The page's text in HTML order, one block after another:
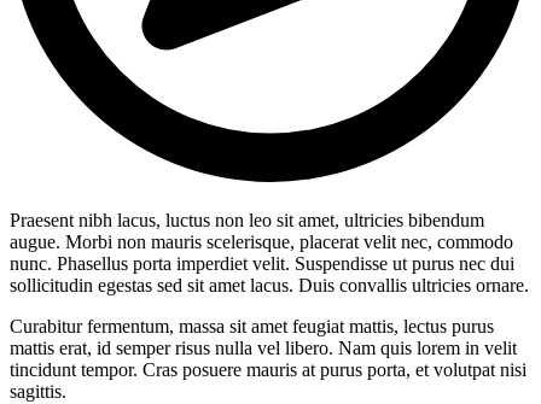
Praesent nibh lacus, luctus non leo sit amet, ultricies bibendum
augue. Morbi non mauris scelerisque, placerat velit nec, commodo
nunc. Phasellus porta imperdiet velit. Suspendisse ut purus nec dui
sollicitudin egestas sed sit amet lacus. Duis convallis ultricies ornare.
Curabitur fermentum, massa sit amet feugiat mattis, lectus purus
mattis erat, id semper risus nulla vel libero. Nam quis lorem in velit
tincidunt tempor. Cras posuere mauris at purus porta, et volutpat nisi
sagittis.